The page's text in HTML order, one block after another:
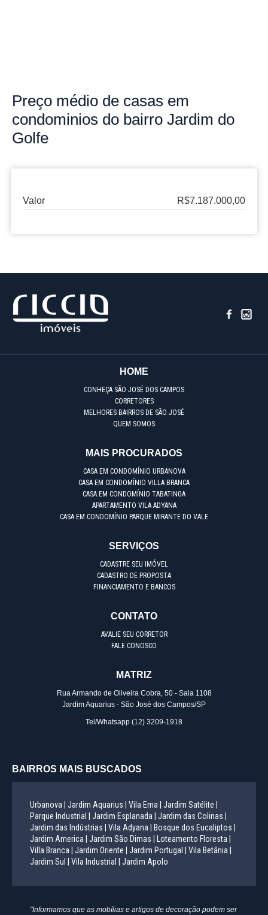
Preço médio de casas em
condominios do bairro Jardim do
Golfe
Valor R$7.187.000,00
HOME
CONHEÇA SÃO JOSÉ DOS CAMPOS
CORRETORES
MELHORES BAIRROS DE SÃO JOSÉ
QUEM SOMOS
MAIS PROCURADOS
CASA EM CONDOMÍNIO URBANOVA
CASA EM CONDOMÍNIO VILLA BRANCA
CASA EM CONDOMÍNIO TABATINGA
APARTAMENTO VILA ADYANA
CASA EM CONDOMÍNIO PARQUE MIRANTE DO VALE
SERVIÇOS
CADASTRE SEU IMÓVEL
CADASTRO DE PROPOSTA
FINANCIAMENTO E BANCOS
CONTATO
AVALIE SEU CORRETOR
FALE CONOSCO
MATRIZ
Rua Armando de Oliveira Cobra, 50 - Sala 1108
Jardim Aquarius - São José dos Campos/SP
Tel/Whatsapp (12) 3209-1918
BAIRROS MAIS BUSCADOS
Urbanova | Jardim Aquarius | Vila Ema |
Jardim Satélite |
Parque Industrial |
Jardim Esplanada |
Jardim das Colinas |
Jardim das Indústrias |
Vila Adyana |
Bosque dos Eucaliptos |
Jardim America |
Jardim São Dimas |
Loteamento Floresta |
Villa Branca |
Jardim Oriente | Jardim Portugal |
Vila Betânia |
Jardim Sul |
Vila Industrial | Jardim Apolo
"Informamos que as mobílias e artigos de decoração podem ser